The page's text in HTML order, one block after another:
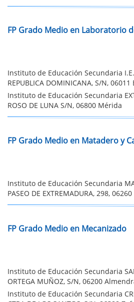
FP Grado Medio en Laboratorio
Instituto de Educación Secundaria
REPUBLICA DOMINICANA, S/N, 06011
Instituto de Educación Secundaria
ROSO DE LUNA S/N, 06800 Mérida
FP Grado Medio en Matadero y
Instituto de Educación Secundaria
PASEO DE EXTREMADURA, 298,
FP Grado Medio en Mecanizado
Instituto de Educación Secundaria
ORTEGA MUÑOZ, S/N, 06200
Instituto de Educación Secundaria